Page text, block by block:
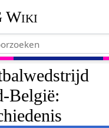
Wiki
België: